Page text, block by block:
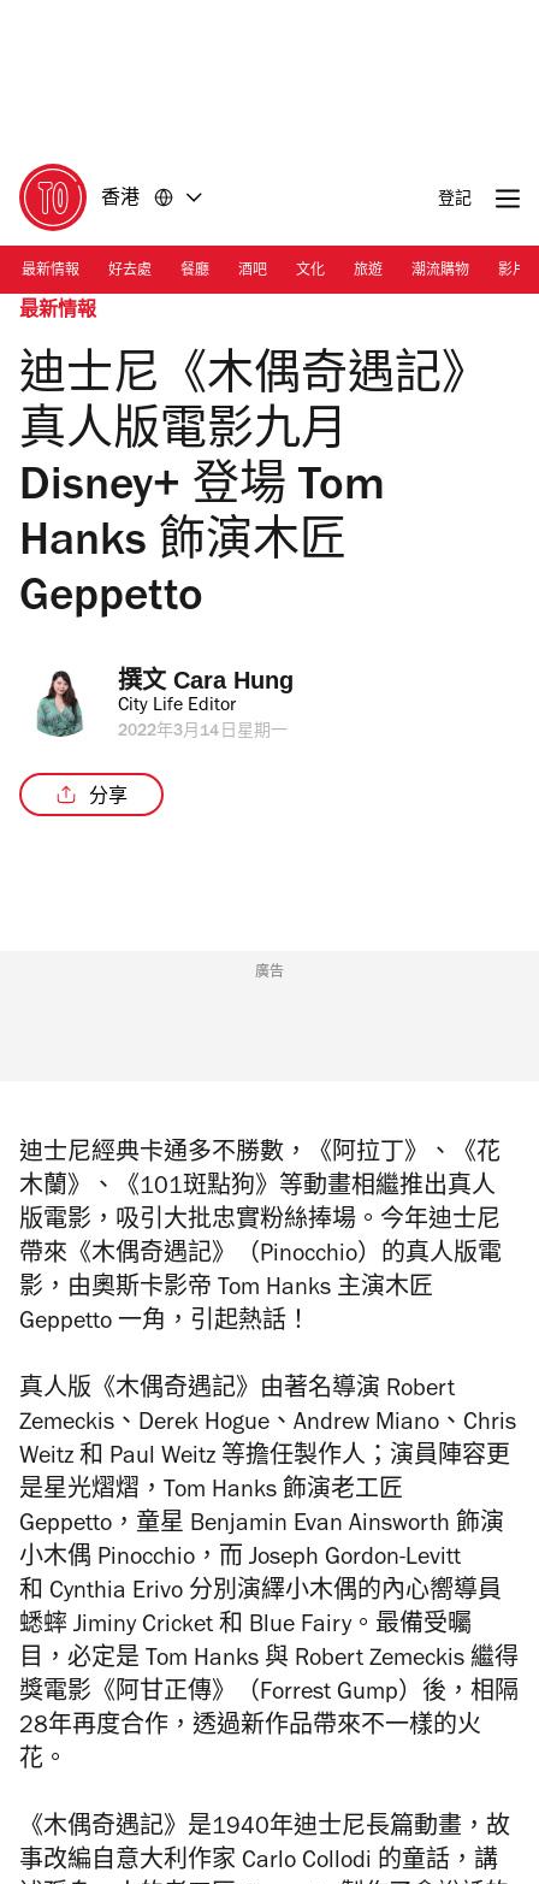
香港 登記
最新情報 好去處 餐廳 酒吧 文化 旅遊 潮流購物 影片
最新情報
迪士尼《木偶奇遇記》
真人版電影九月
Disney+ 登場 Tom
Hanks 飾演木匠
Geppetto
撰文 Cara Hung
City Life Editor
2022年3月14日星期一
分享
廣告
迪士尼經典卡通多不勝數，《阿拉丁》、《花
木蘭》、《101斑點狗》等動畫相繼推出真人
版電影，吸引大批忠實粉絲捧場。今年迪士尼
帶來《木偶奇遇記》（Pinocchio）的真人版電
影，由奧斯卡影帝 Tom Hanks 主演木匠
Geppetto 一角，引起熱話！
真人版《木偶奇遇記》由著名導演 Robert
Zemeckis、Derek Hogue、Andrew Miano、Chris
Weitz 和 Paul Weitz 等擔任製作人；演員陣容更
是星光熠熠，Tom Hanks 飾演老工匠
Geppetto，童星 Benjamin Evan Ainsworth 飾演
小木偶 Pinocchio，而 Joseph Gordon-Levitt
和 Cynthia Erivo 分別演繹小木偶的內心嚮導員
蟋蟀 Jiminy Cricket 和 Blue Fairy。最備受曯
目，必定是 Tom Hanks 與 Robert Zemeckis 繼得
獎電影《阿甘正傳》（Forrest Gump）後，相隔
28年再度合作，透過新作品帶來不一樣的火
花。
《木偶奇遇記》是1940年迪士尼長篇動畫，故
事改編自意大利作家 Carlo Collodi 的童話，講